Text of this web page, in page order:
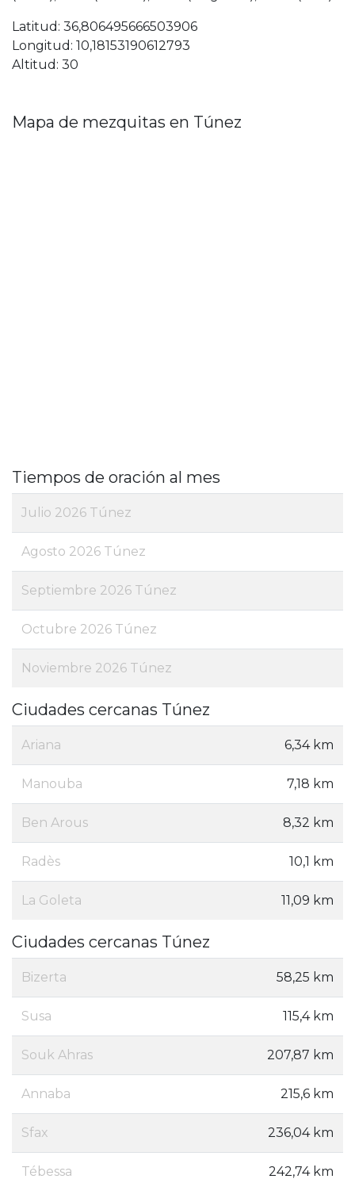
Latitud: 36,806495666503906
Longitud: 10,18153190612793
Altitud: 30
Mapa de mezquitas en Túnez
Tiempos de oración al mes
Julio 2026 Túnez
Agosto 2026 Túnez
Septiembre 2026 Túnez
Octubre 2026 Túnez
Noviembre 2026 Túnez
Ciudades cercanas Túnez
Ariana 6,34 km
Manouba 7,18 km
Ben Arous 8,32 km
Radès 10,1 km
La Goleta 11,09 km
Ciudades cercanas Túnez
Bizerta 58,25 km
Susa 115,4 km
Souk Ahras 207,87 km
Annaba 215,6 km
Sfax 236,04 km
Tébessa 242,74 km